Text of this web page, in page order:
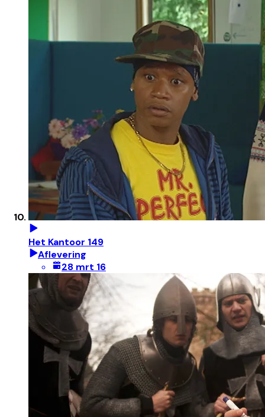
Het Kantoor 149
Aflevering
28 mrt 16